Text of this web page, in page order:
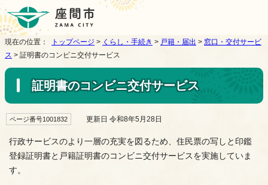
現在の位置： トップページ > くらし・手続き > 戸籍・届出 > 窓口・交付サービ
ス > 証明書のコンビニ交付サービス
証明書のコンビニ交付サービス
ページ番号1001832 更新日 令和8年5月28日
行政サービスのより一層の充実を図るため、住民票の写しと印鑑
登録証明書と戸籍証明書のコンビニ交付サービスを実施していま
す。